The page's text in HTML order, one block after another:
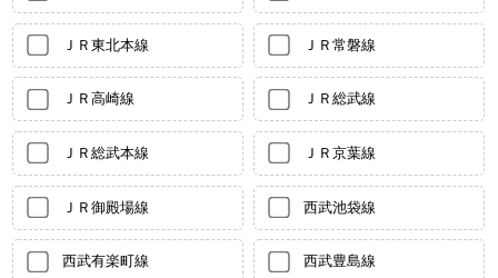
ＪＲ東北本線 ＪＲ常磐線
ＪＲ高崎線 ＪＲ総武線
ＪＲ総武本線 ＪＲ京葉線
ＪＲ御殿場線 西武池袋線
西武有楽町線 西武豊島線